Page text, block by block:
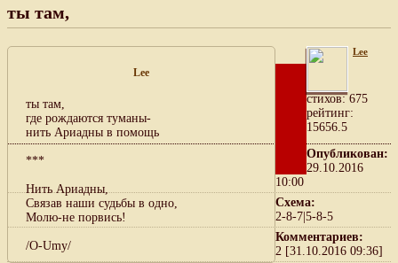
ты там,
Lee
ты там,
где рождаются туманы-
нить Ариадны в помощь
***
Нить Ариадны,
Связав наши судьбы в одно,
Молю-не порвись!
/O-Umy/
Lee
cтихов: 675
рейтинг:
15656.5
Опубликован:
29.10.2016
10:00
Схема:
2-8-7|5-8-5
Комментариев:
2 [31.10.2016 09:36]